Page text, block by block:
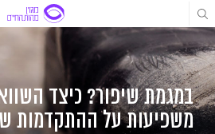
דלג
לתוכן
דלג
לתוכן
דלג
לניווט
במגמת שיפור? כיצד
משפיעות על ההתקדמות